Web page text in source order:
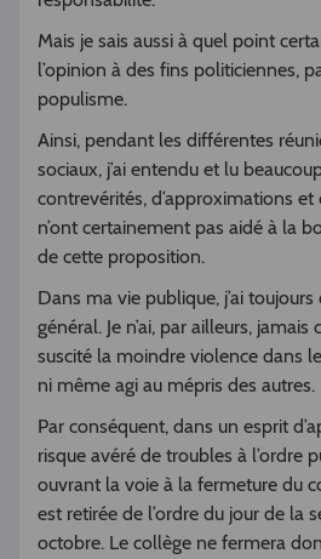
Mais je sais aussi à quel point
l’opinion à des fins politiciennes,
populisme.
Ainsi, pendant les différentes
sociaux, j’ai entendu et lu
contrevérités, d’approximations et
n’ont certainement pas aidé à la
de cette proposition.
Dans ma vie publique, j’ai
général. Je n’ai, par ailleurs,
suscité la moindre violence dans
ni même agi au mépris des autres.
Par conséquent, dans un esprit
risque avéré de troubles à l’ordre
ouvrant la voie à la fermeture du
est retirée de l’ordre du jour de la
octobre. Le collège ne fermera